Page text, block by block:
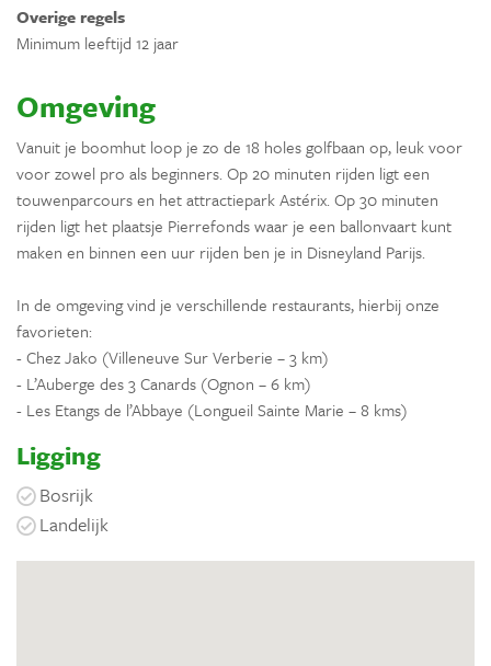
Overige regels
Minimum leeftijd 12 jaar
Omgeving
Vanuit je boomhut loop je zo de 18 holes golfbaan op, leuk voor
voor zowel pro als beginners. Op 20 minuten rijden ligt een
touwenparcours en het attractiepark Astérix. Op 30 minuten
rijden ligt het plaatsje Pierrefonds waar je een ballonvaart kunt
maken en binnen een uur rijden ben je in Disneyland Parijs.
In de omgeving vind je verschillende restaurants, hierbij onze
favorieten:
- Chez Jako (Villeneuve Sur Verberie – 3 km)
- L’Auberge des 3 Canards (Ognon – 6 km)
- Les Etangs de l’Abbaye (Longueil Sainte Marie – 8 kms)
Ligging
Bosrijk
Landelijk